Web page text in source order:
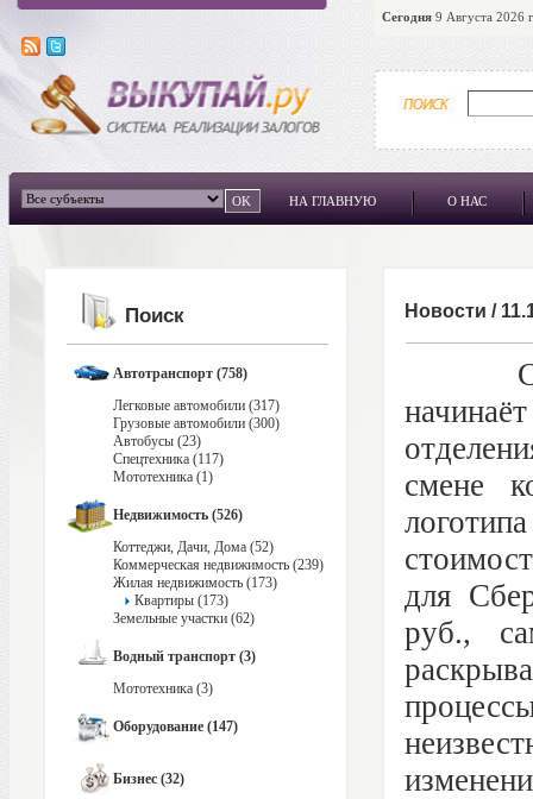
Сегодня 9 Августа 2026
НА ГЛАВНУЮ О НАС
Поиск
Автотранспорт (758)
Легковые автомобили (317)
Грузовые автомобили (300)
Автобусы (23)
Спецтехника (117)
Мототехника (1)
Недвижимость (526)
Коттеджи, Дачи, Дома (52)
Коммерческая недвижимость (239)
Жилая недвижимость (173)
Квартиры (173)
Земельные участки (62)
Водный транспорт (3)
Мототехника (3)
Оборудование (147)
Бизнес (32)
Новости /
С
смене
для
руб.,